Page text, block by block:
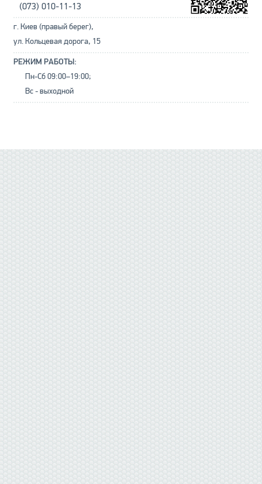
(073) 010-11-13
г. Киев (правый берег),
ул. Кольцевая дорога, 15
РЕЖИМ РАБОТЫ:
Пн-Сб 09:00–19:00;
Вс - выходной